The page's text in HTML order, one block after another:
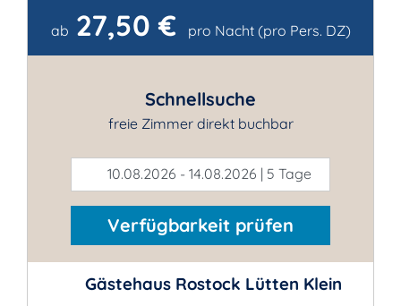
Kontakt
ab 27,50 € pro Nacht (pro Pers. DZ)
Schnellsuche
freie Zimmer direkt buchbar
10.08.2026 - 14.08.2026 | 5 Tage
Verfügbarkeit prüfen
Gästehaus Rostock Lütten Klein